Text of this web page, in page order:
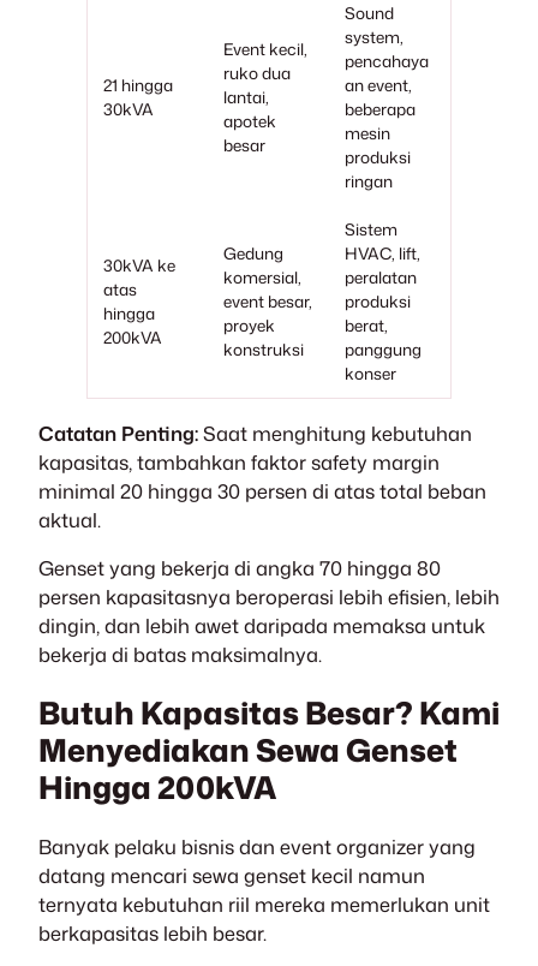
21 hingga
30kVA
Event kecil,
ruko dua
lantai,
apotek
besar
Sound
system,
pencahaya
an event,
beberapa
mesin
produksi
ringan
30kVA ke
atas
hingga
200kVA
Gedung
komersial,
event besar,
proyek
konstruksi
Sistem
HVAC, lift,
peralatan
produksi
berat,
panggung
konser
Catatan Penting:Saat menghitung kebutuhan
kapasitas, tambahkan faktor safety margin
minimal 20 hingga 30 persen di atas total beban
aktual.
Genset yang bekerja di angka 70 hingga 80
persen kapasitasnya beroperasi lebih efisien, lebih
dingin, dan lebih awet daripada memaksa untuk
bekerja di batas maksimalnya.
Butuh Kapasitas Besar? Kami
Menyediakan Sewa Genset
Hingga 200kVA
Banyak pelaku bisnis dan event organizer yang
datang mencari sewa genset kecil namun
ternyata kebutuhan riil mereka memerlukan unit
berkapasitas lebih besar.